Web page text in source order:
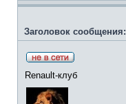
Заголовок сообщения:
Renault-клуб